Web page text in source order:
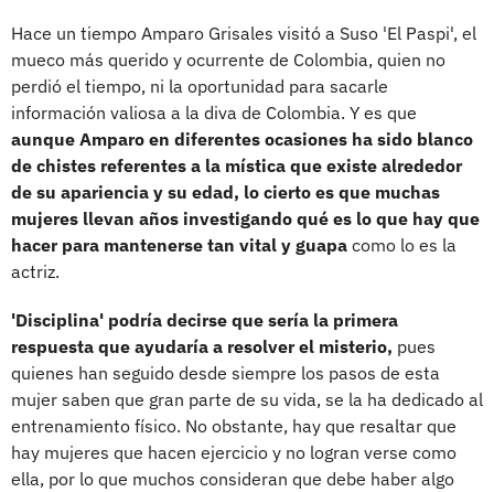
Hace un tiempo Amparo Grisales visitó a Suso 'El Paspi', el
mueco más querido y ocurrente de Colombia, quien no
perdió el tiempo, ni la oportunidad para sacarle
información valiosa a la diva de Colombia. Y es que
aunque Amparo en diferentes ocasiones ha sido blanco
de chistes referentes a la mística que existe alrededor
de su apariencia y su edad, lo cierto es que muchas
mujeres llevan años investigando qué es lo que hay que
hacer para mantenerse tan vital y guapa como lo es la
actriz.
'Disciplina' podría decirse que sería la primera
respuesta que ayudaría a resolver el misterio, pues
quienes han seguido desde siempre los pasos de esta
mujer saben que gran parte de su vida, se la ha dedicado al
entrenamiento físico. No obstante, hay que resaltar que
hay mujeres que hacen ejercicio y no logran verse como
ella, por lo que muchos consideran que debe haber algo